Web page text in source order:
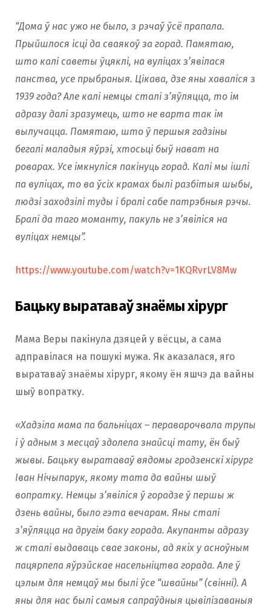
“Дома ў нас ужо не было, з рэчаў ўсё прапала.
Прыйшлося ісці да сваякоў за горад. Памятаю,
што калі саветы ўцяклі, на вуліцах з’явілася
панства, усе прыбраныя. Цікава, дзе яны хаваліся з
1939 года? Але калі немцы сталі з’яўляцца, то ім
адразу далі зразумець, што не варта так ім
вылучацца. Памятаю, што ў першыя гадзіны
бегалі маладыя яўрэі, хтосьці быў нават на
роварах. Усе імкнуліся пакінуць горад. Калі мы ішлі
па вулiцах, то ва ўсіх крамах былі разбітыя шыбы,
людзі заходзілі туды і бралі сабе патрэбныя рэчы.
Бралі да таго моманту, пакуль не з’явіліся на
вуліцах немцы”.
https://www.youtube.com/watch?v=1KQRvrLV8Mw
Бацьку выратаваў знаёмы хірург
Мама Веры пакінула дзяцей у вёсцы, а сама
адправілася на пошукі мужа. Як аказалася, яго
выратаваў знаёмы хірург, якому ён яшчэ да вайны
шыў вопратку.
«Хадзіла мама па бальніцах – пераварочвала трупы
і ў адным з месцаў здолела знайсці тату, ён быў
жывы. Бацьку выратаваў вядомы гродзенскі хірург
Іван Нічыпарук, якому тата да вайны шыў
вопратку. Немцы з’явіліся ў горадзе ў першы ж
дзень вайны, было гэта вечарам. Яны сталі
з’яўляцца на другім баку горада. Акупанты адразу
ж сталі выдаваць свае законы, ад якiх у асноўным
пацярпела яўрэйскае насельніцтва горада. Але ў
цэлым для немцаў мы былі ўсе “швайны” (свінні). А
яны для нас былі самыя сапраўдныя цывілізаваныя